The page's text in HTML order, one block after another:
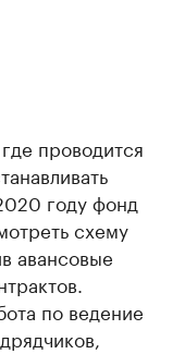
проводится
году фонд
схему
авансовые
по ведение